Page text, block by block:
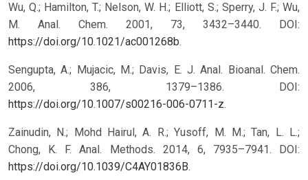
Wu, Q.; Hamilton, T.; Nelson, W. H.; Elliott, S.; Sperry, J. F.; Wu,
M. Anal. Chem. 2001, 73, 3432–3440. DOI:
https://doi.org/10.1021/ac001268b.
Sengupta, A.; Mujacic, M.; Davis, E. J. Anal. Bioanal. Chem.
2006, 386, 1379–1386. DOI:
https://doi.org/10.1007/s00216-006-0711-z.
Zainudin, N.; Mohd Hairul, A. R.; Yusoff, M. M.; Tan, L. L.;
Chong, K. F. Anal. Methods. 2014, 6, 7935–7941. DOI:
https://doi.org/10.1039/C4AY01836B.